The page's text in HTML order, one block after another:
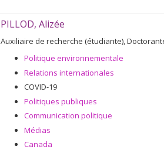
PILLOD, Alizée
Auxiliaire de recherche (étudiante),
Politique environnementale
Relations internationales
COVID-19
Politiques publiques
Communication politique
Médias
Canada